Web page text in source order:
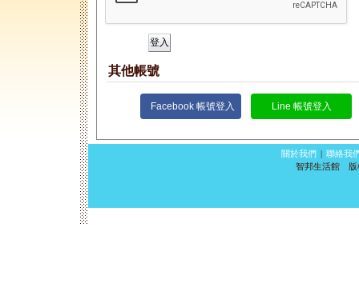
其他帳號
Facebook 帳號登入 Line 帳號登入
關於我們 | 聯絡我
智邦生活館 版